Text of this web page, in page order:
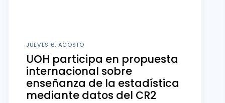
JUEVES 6, AGOSTO
UOH participa en propuesta
internacional sobre
enseñanza de la estadística
mediante datos del CR2